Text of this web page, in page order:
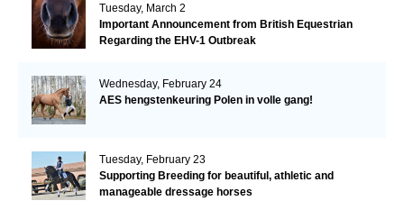
Tuesday, March 2
Important Announcement from British Equestrian
Regarding the EHV-1 Outbreak
Wednesday, February 24
AES hengstenkeuring Polen in volle gang!
Tuesday, February 23
Supporting Breeding for beautiful, athletic and
manageable dressage horses